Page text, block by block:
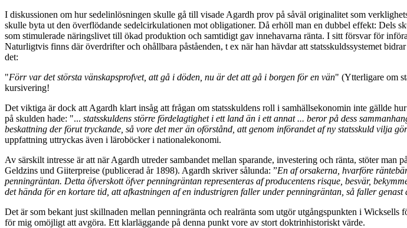
I diskussionen om hur sedelinlösningen skulle gå till visade Agardh prov på såväl originalitet som
skulle byta ut den överflödande sedelcirkulationen mot obligationer. Då erhöll man en dubbel effekt: Dels
som stimulerade näringslivet till ökad produktion och samtidigt gav innehavarna ränta. I sitt försvar för
Naturligtvis finns där överdrifter och ohållbara påståenden, t ex när han hävdar att statsskuldssystemet
det:
"Förr var det största vänskapsprofvet, att gå i döden, nu är det att gå i borgen för en vän" (Ytterligare om
kursivering!
Det viktiga är dock att Agardh klart insåg att frågan om statsskuldens roll i samhällsekonomin inte gällde
på skulden hade: "... statsskuldens större fördelagtighet i ett land än i ett annat ... beror på dess
beskattning der förut tryckande, så vore det mer än oförstånd, att genom införandet af ny statsskuld vilja
uppfattning uttryckas även i läroböcker i nationalekonomi.
Av särskilt intresse är att när Agardh utreder sambandet mellan sparande, investering och ränta, stöter
Geldzins und Giiterpreise (publicerad år 1898). Agardh skriver sålunda: ”En af orsakerna, hvarföre
penningräntan. Detta öfverskott öfver penningräntan representeras af producentens risque, besvär,
det hända för en kortare tid, att afkastningen af en industrigren faller under penningräntan, så faller
Det är som bekant just skillnaden mellan penningränta och realränta som utgör utgångspunkten i
för mig omöjligt att avgöra. Ett klarläggande på denna punkt vore av stort doktrinhistoriskt värde.